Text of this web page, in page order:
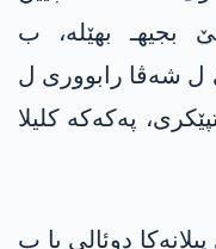
بجیهـ بهێله‌، ب
ل شه‌ڤا رابووری ل
په‌كه‌كه‌ كلیلا
ل گۆری پیلانه‌كا‌ دوئالی یا ب